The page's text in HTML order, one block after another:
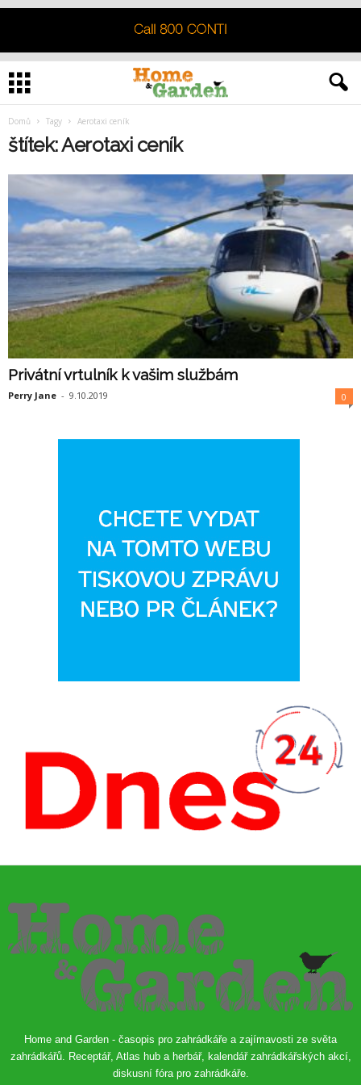
Domů Tagy Aerotaxi ceník
štítek: Aerotaxi ceník
Privátní vrtulník k vašim službám
Perry Jane - 9.10.2019 0
Home and Garden - časopis pro zahrádkáře a zajímavosti ze světa
zahrádkářů. Receptář, Atlas hub a herbář, kalendář zahrádkářských akcí,
diskusní fóra pro zahrádkáře.